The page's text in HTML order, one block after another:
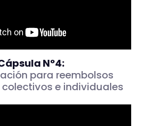
N°4:
para reembolsos
e individuales